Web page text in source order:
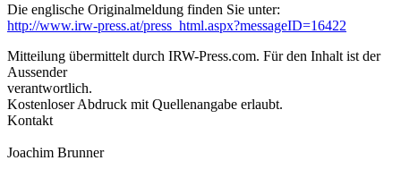
Die englische Originalmeldung finden Sie unter:
http://www.irw-press.at/press_html.aspx?messageID=16422
Mitteilung übermittelt durch IRW-Press.com. Für den Inhalt ist der
Aussender
verantwortlich.
Kostenloser Abdruck mit Quellenangabe erlaubt.
Kontakt
Joachim Brunner